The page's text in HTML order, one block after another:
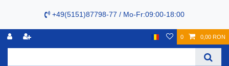
+49(5151)87798-77 / Mo-Fr:09:00-18:00
0 0,00 RON